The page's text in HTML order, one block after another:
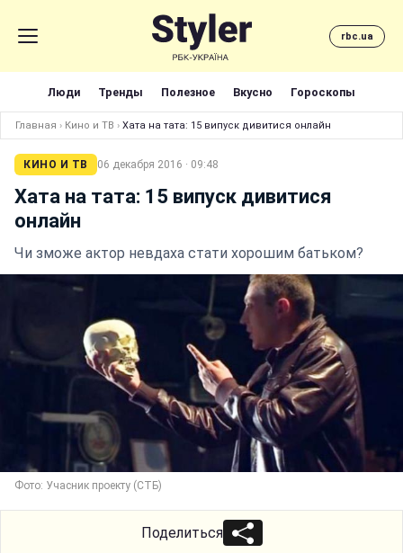
rbc.ua
Люди Тренды Полезное Вкусно Гороскопы
Главная › Кино и ТВ › Хата на тата: 15 випуск дивитися онлайн
КИНО И ТВ 06 декабря 2016 · 09:48
Хата на тата: 15 випуск дивитися
онлайн
Чи зможе актор невдаха стати хорошим батьком?
Фото: Учасник проекту (СТБ)
Поделиться